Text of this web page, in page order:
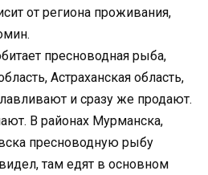
от региона проживания,
пресноводная рыба,
Астраханская область,
и сразу же продают.
В районах Мурманска,
пресноводную рыбу
там едят в основном